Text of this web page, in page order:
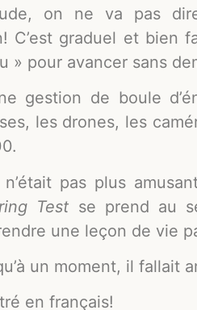
on ne va pas
C’est graduel et bien
pour avancer sans
gestion de boule
les drones, les
pas plus
Test se prend au
une leçon de vie
un moment, il fallait
en français!